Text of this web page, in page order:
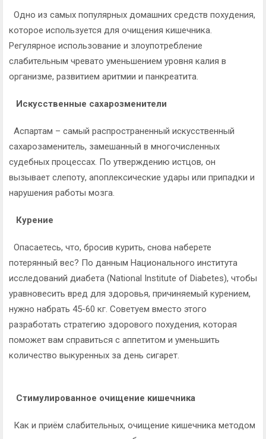
Одно из самых популярных домашних средств похудения,
которое используется для очищения кишечника.
Регулярное использование и злоупотребление
слабительным чревато уменьшением уровня калия в
организме, развитием аритмии и панкреатита.
Искусственные сахарозменители
Аспартам – самый распространенный искусственный
сахарозаменитель, замешанный в многочисленных
судебных процессах. По утверждению истцов, он
вызывает слепоту, апоплексические удары или припадки и
нарушения работы мозга.
Курение
Опасаетесь, что, бросив курить, снова наберете
потерянный вес? По данным Национального института
исследований диабета (National Institute of Diabetes), чтобы
уравновесить вред для здоровья, причиняемый курением,
нужно набрать 45-60 кг. Советуем вместо этого
разработать стратегию здорового похудения, которая
поможет вам справиться с аппетитом и уменьшить
количество выкуренных за день сигарет.
Стимулированное очищение кишечника
Как и приём слабительных, очищение кишечника методом